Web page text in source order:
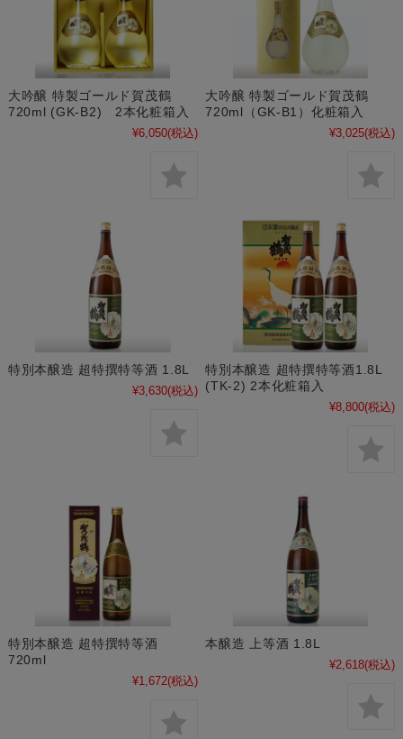
大吟醸 特製ゴールド賀茂鶴
720ml (GK-B2) 2本化粧箱入
¥6,050(税込)
大吟醸 特製ゴールド賀茂鶴
720ml（GK-B1）化粧箱入
¥3,025(税込)
特別本醸造 超特撰特等酒 1.8L
¥3,630(税込)
特別本醸造 超特撰特等酒1.8L
(TK-2) 2本化粧箱入
¥8,800(税込)
特別本醸造 超特撰特等酒
720ml
¥1,672(税込)
本醸造 上等酒 1.8L
¥2,618(税込)